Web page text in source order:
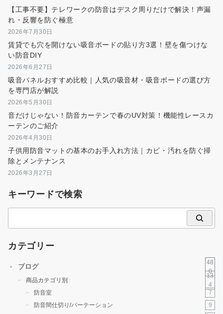
【工事不要】テレワークの防音はデスク周りだけで解決！声漏
れ・反響を防ぐ極意
2026年7月30日
賃貸でも穴を開けない吸音ボードの貼り方3選！壁を傷つけな
い防音DIY
2026年6月27日
吸音パネルおすすめ比較｜人気の吸音材・吸音ボードの選び方
を専門店が解説
2026年5月30日
音だけじゃない！防音カーテンで春のUV対策！機能性レースカ
ーテンのご紹介
2026年4月30日
子供用防音マットの基本のお手入れ方法｜カビ・汚れを防ぐ掃
除とメンテナンス
2026年3月27日
キーワードで検索
カテゴリー
ブログ
48
0
商品カテゴリ別
13
4
防音室
7
防音間仕切り/パーテーション
9